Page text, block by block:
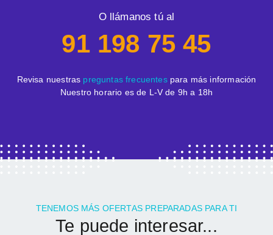
O llámanos tú al
91 198 75 45
Revisa nuestras preguntas frecuentespara más información
Nuestro horario es de L-V de 9h a 18h
TENEMOS MÁS OFERTAS PREPARADAS PARA TI
Te puede interesar...